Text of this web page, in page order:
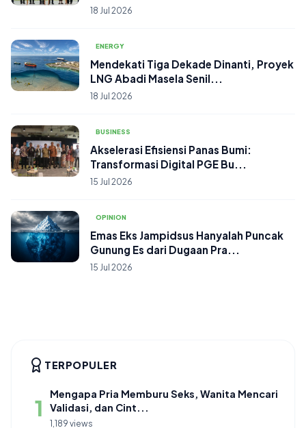
Dimula...
18 Jul 2026
ENERGY
Mendekati Tiga Dekade Dinanti, Proyek
LNG Abadi Masela Senil...
18 Jul 2026
BUSINESS
Akselerasi Efisiensi Panas Bumi:
Transformasi Digital PGE Bu...
15 Jul 2026
OPINION
Emas Eks Jampidsus Hanyalah Puncak
Gunung Es dari Dugaan Pra...
15 Jul 2026
TERPOPULER
1
Mengapa Pria Memburu Seks, Wanita Mencari
Validasi, dan Cint...
1,189 views